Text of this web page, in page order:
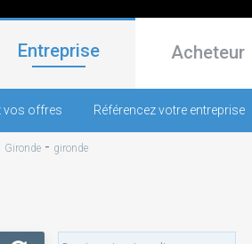
Entreprise Acheteur
vos offres Référencez votre entreprise
Gironde - gironde